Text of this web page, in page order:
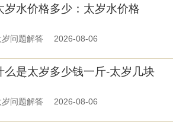
岁水价格多少：太岁水价格
岁问题解答 2026-08-06
么是太岁多少钱一斤-太岁几块
岁问题解答 2026-08-06